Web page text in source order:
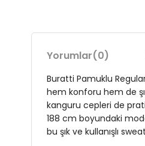
Yorumlar(0)
Buratti Pamuklu
hem konforu hem de
kanguru cepleri de
188 cm boyundaki
bu şık ve kullanışlı